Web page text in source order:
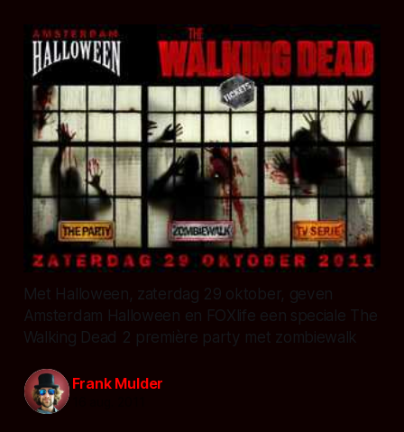
Met Halloween, zaterdag 29 oktober, geven
Amsterdam Halloween en FOXlife een speciale The
Walking Dead 2 première party met zombiewalk
Frank Mulder